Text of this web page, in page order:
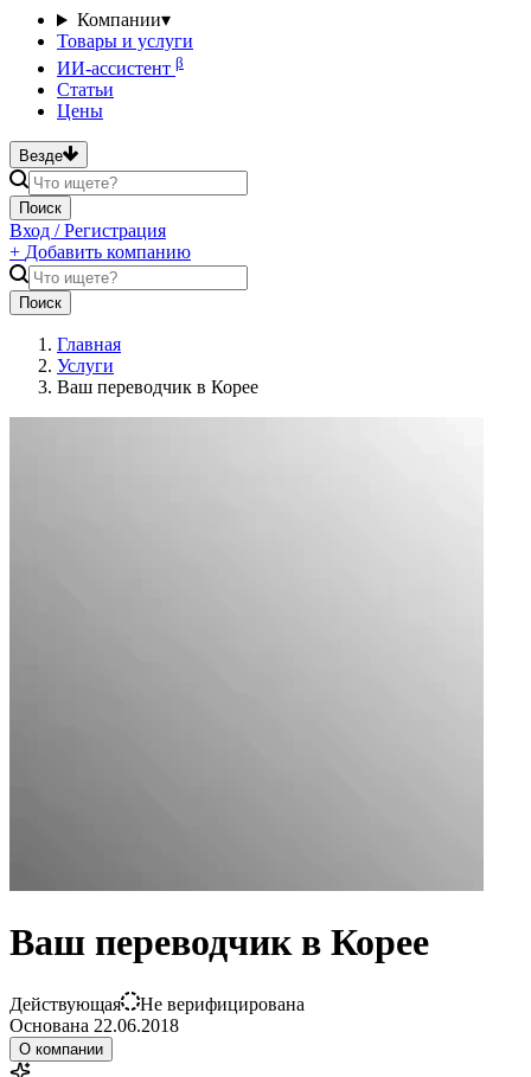
Компании▾
Товары и услуги
ИИ-ассистент β
Статьи
Цены
Везде
Поиск
Вход / Регистрация
+ Добавить компанию
Поиск
Главная
Услуги
Ваш переводчик в Корее
Ваш переводчик в Корее
Действующая
Не верифицирована
Основана 22.06.2018
О компании